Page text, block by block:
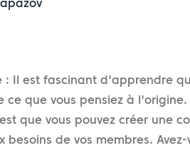
: Il est fascinant d'apprendre
ce que vous pensiez à
que vous pouvez créer une
besoins de vos membres.